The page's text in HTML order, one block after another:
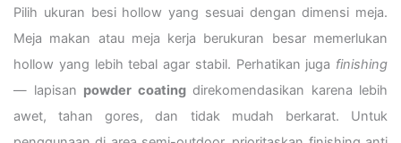
Pilih ukuran besi hollow yang sesuai dengan dimensi meja.
Meja makan atau meja kerja berukuran besar memerlukan
hollow yang lebih tebal agar stabil. Perhatikan juga finishing
— lapisan powder coatingdirekomendasikan karena lebih
awet, tahan gores, dan tidak mudah berkarat. Untuk